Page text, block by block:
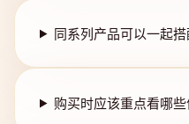
同系列产品可以一起搭
购买时应该重点看哪些